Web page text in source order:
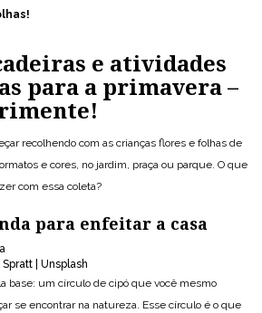
e atividades
para a primavera –
recolhendo com as crianças flores e folhas de
e cores, no jardim, praça ou parque. O que
com essa coleta?
para enfeitar a casa
| Unsplash
base: um círculo de cipó que você mesmo
se encontrar na natureza. Esse círculo é o que